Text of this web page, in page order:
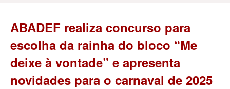
ABADEF realiza concurso para
escolha da rainha do bloco “Me
deixe à vontade” e apresenta
novidades para o carnaval de 2025